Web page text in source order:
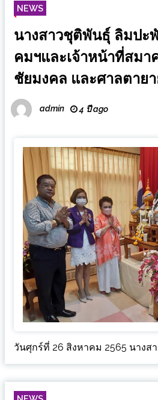
NEWS
นางสาวชุติพันธุ์ ลิมปะ
คมฯและเจ้าหน้าที่สมา
ชัยมงคล และศาลตาย
admin 4 ปี ago
วันศุกร์ที่ 26 สิงหาคม 2565 นางส